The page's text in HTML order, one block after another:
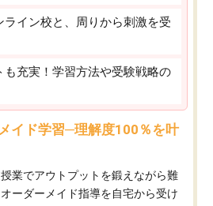
ライン校と、周りから刺激を受
も充実！学習方法や受験戦略の
イド学習─理解度100％を叶
業でアウトプットを鍛えながら難
ーダーメイド指導を自宅から受け